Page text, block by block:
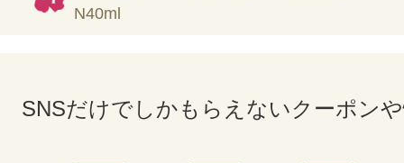
N40ml
SNSだけでしかもらえないクーポン